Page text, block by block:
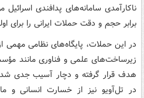
ناکارآمدی سامانه‌های پدافندی
برابر حجم و دقت حملات ایرانی را برای
در این حملات، پایگاه‌های نظامی مهمی
زیرساخت‌های علمی و فناوری مانند
هدف قرار گرفته و دچار آسیب جدی
در تل‌آویو نیز از خسارت انسانی و